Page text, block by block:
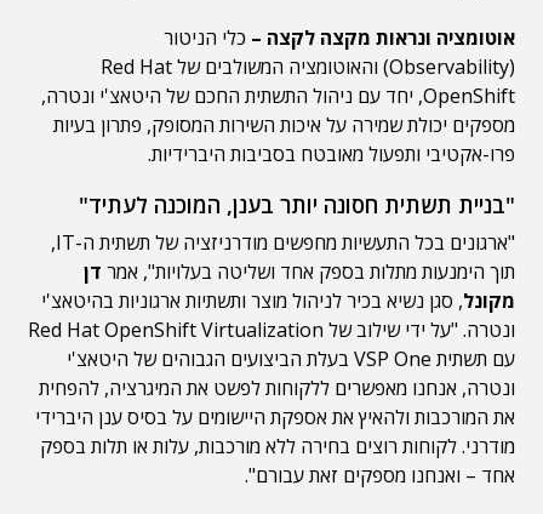
אוטומציה ונראות מקצה לקצה – כלי הניטור
(Observability) והאוטומציה המשולבים של Red Hat
OpenShift, יחד עם ניהול התשתית החכם של היטאצ'י ונטרה,
מספקים יכולת שמירה על איכות השירות המסופק, פתרון בעיות
פרו-אקטיבי ותפעול מאובטח בסביבות היברידיות.
"בניית תשתית חסונה יותר בענן, המוכנה לעתיד"
"ארגונים בכל התעשיות מחפשים מודרניזציה של תשתית ה-IT,
תוך הימנעות מתלות בספק אחד ושליטה בעלויות", אמר דן
מקונל, סגן נשיא בכיר לניהול מוצר ותשתיות ארגוניות בהיטאצ'י
ונטרה. "על ידי שילוב של Red Hat OpenShift Virtualization
עם תשתית VSP One בעלת הביצועים הגבוהים של היטאצ'י
ונטרה, אנחנו מאפשרים ללקוחות לפשט את המיגרציה, להפחית
את המורכבות ולהאיץ את אספקת היישומים על בסיס ענן היברידי
מודרני. לקוחות רוצים בחירה ללא מורכבות, עלות או תלות בספק
אחד – ואנחנו מספקים זאת עבורם".